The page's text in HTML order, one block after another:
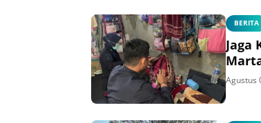
BERITA
Jaga
Agustus